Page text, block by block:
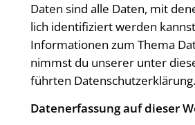
Daten sind alle Daten, mit
lich iden­ti­fi­ziert wer­den
Infor­ma­tio­nen zum The­ma
nimmst du unse­rer unter
führ­ten Datenschutzerklärung.
Daten­er­fas­sung auf die­ser